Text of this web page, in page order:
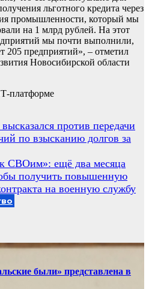
льготного кредита через
промышленности, который мы
на 1 млрд рублей. На этот
мы почти выполнили,
205 предприятий», – отметил
Новосибирской области
платформе
против передачи
по взысканию долгов за
СВОим»: ещё два месяца
получить повышенную
на военную службу
были» представлена в